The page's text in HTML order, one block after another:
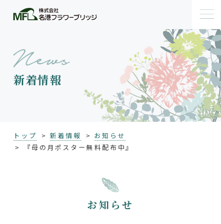
新着情報
トップ 新着情報
お知らせ
『母の月ポスター無料配布中』
お知らせ